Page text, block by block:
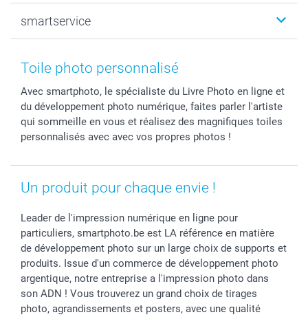
MyNameBook
Stickers & Etiquettes
Cadres photo, accessoires déco & bonbons
Calendrier photos & Agendas photo
Dénicheur d'idées cadeau
Fin d'études
Naissance & baptême
Fête des Pères
Toussaint
Rentrée des classes
Communion
Vacances
Durabilité
Conditions
Droit de rétraction
Plaintes
Conditions générales
Vie privée
Tarifs
Investisseurs
smartservice
smartgarantie
smartbonus
smartfriends
Modes de paiement
Modes de livraison
Statut de ma commande
Toile photo personnalisé
Avec smartphoto, le spécialiste du Livre Photo en ligne et
du développement photo numérique, faites parler l'artiste
qui sommeille en vous et réalisez des magnifiques toiles
personnalisés avec avec vos propres photos !
Un produit pour chaque envie !
Leader de l'impression numérique en ligne pour
particuliers, smartphoto.be est LA référence en matière
de développement photo sur un large choix de supports et
produits. Issue d'un commerce de développement photo
argentique, notre entreprise a l'impression photo dans
son ADN ! Vous trouverez un grand choix de tirages
photo, agrandissements et posters, avec une qualité